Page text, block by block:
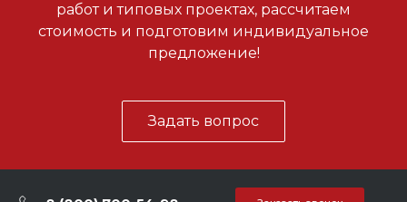
работ и типовых проектах, рассчитаем
стоимость и подготовим индивидуальное
предложение!
Задать вопрос